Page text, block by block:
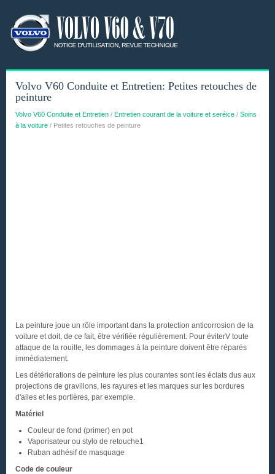
Volvo V60 Conduite et Entretien: Petites retouches de
peinture
Volvo V60 Conduite et Entretien / Entretien courant de la voiture et seréice / Soins
à la voiture / Petites retouches de peinture
La peinture joue un rôle important dans la protection anticorrosion de la
voiture et doit, de ce fait, être vérifiée régulièrement. Pour éviterV toute
attaque de la rouille, les dommages à la peinture doivent être réparés
immédiatement.
Les détériorations de peinture les plus courantes sont les éclats dus aux
projections de gravillons, les rayures et les marques sur les bordures
d'ailes et les portières, par exemple.
Matériel
Couleur de fond (primer) en pot
Vaporisateur ou stylo de retouche1
Ruban adhésif de masquage
Code de couleur